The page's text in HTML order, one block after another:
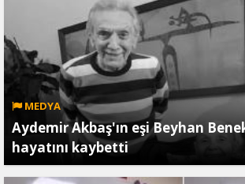
MEDYA
Aydemir Akbaş'ın eşi Beyhan
hayatını kaybetti